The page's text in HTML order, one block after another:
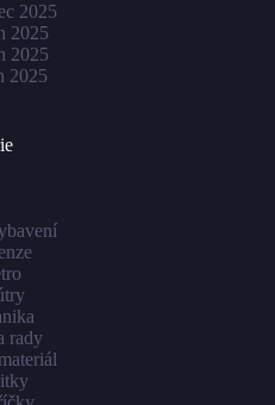
2025
2025
2025
2025
rady